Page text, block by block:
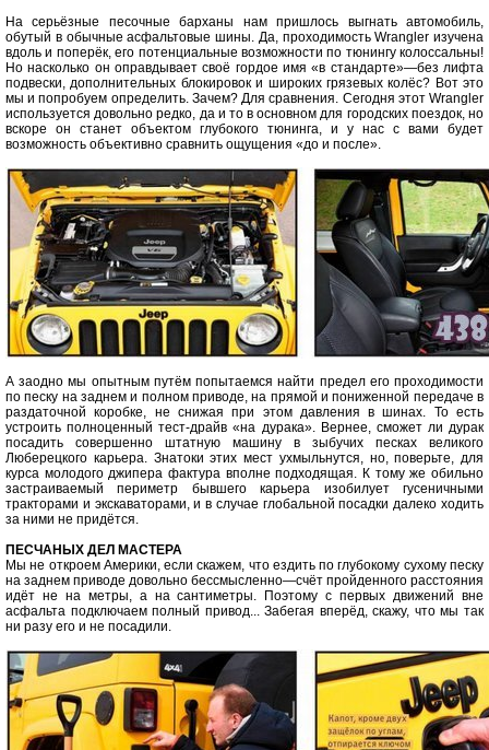
На серьёзные песочные барханы нам пришлось выгнать автомобиль,
обутый в обычные асфальтовые шины. Да, проходимость Wrangler изучена
вдоль и поперёк, его потенциальные возможности по тюнингу колоссальны!
Но насколько он оправдывает своё гордое имя «в стандарте»—без лифта
подвески, дополнительных блокировок и широких грязевых колёс? Вот это
мы и попробуем определить. Зачем? Для сравнения. Сегодня этот Wrangler
используется довольно редко, да и то в основном для городских поездок, но
вскоре он станет объектом глубокого тюнинга, и у нас с вами будет
возможность объективно сравнить ощущения «до и после».
А заодно мы опытным путём попытаемся найти предел его проходимости
по песку на заднем и полном приводе, на прямой и пониженной передаче в
раздаточной коробке, не снижая при этом давления в шинах. То есть
устроить полноценный тест-драйв «на дурака». Вернее, сможет ли дурак
посадить совершенно штатную машину в зыбучих песках великого
Люберецкого карьера. Знатоки этих мест ухмыльнутся, но, поверьте, для
курса молодого джипера фактура вполне подходящая. К тому же обильно
застраиваемый периметр бывшего карьера изобилует гусеничными
тракторами и экскаваторами, и в случае глобальной посадки далеко ходить
за ними не придётся.
ПЕСЧАНЫХ ДЕЛ МАСТЕРА
Мы не откроем Америки, если скажем, что ездить по глубокому сухому песку
на заднем приводе довольно бессмысленно—счёт пройденного расстояния
идёт не на метры, а на сантиметры. Поэтому с первых движений вне
асфальта подключаем полный привод... Забегая вперёд, скажу, что мы так
ни разу его и не посадили.